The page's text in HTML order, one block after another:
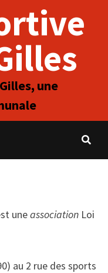
une
uneassociationLoi
au 2 rue des sports